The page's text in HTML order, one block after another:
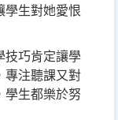
學生對她愛恨
技巧肯定讓學
專注聽課又對
學生都樂於努